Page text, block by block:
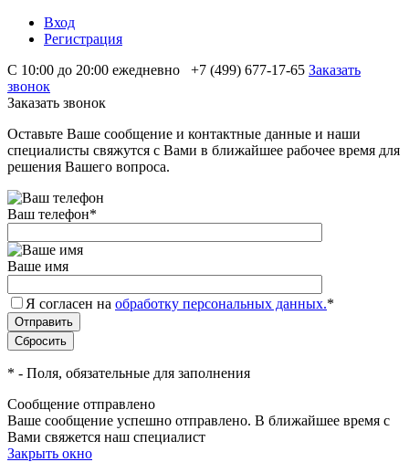
Вход
Регистрация
С 10:00 до 20:00 ежедневно
+7 (499) 677-17-65 Заказать
звонок
Заказать звонок
Оставьте Ваше сообщение и контактные данные и наши
специалисты свяжутся с Вами в ближайшее рабочее время для
решения Вашего вопроса.
Ваш телефон*
Ваше имя
Я согласен на обработку персональных данных.*
* - Поля, обязательные для заполнения
Сообщение отправлено
Ваше сообщение успешно отправлено. В ближайшее время с
Вами свяжется наш специалист
Закрыть окно